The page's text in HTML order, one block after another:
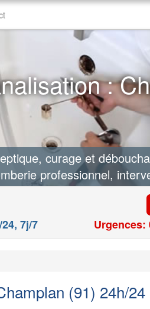
:
curage et
professionnel,
7j/7 Urgences:
(91) 24h/24